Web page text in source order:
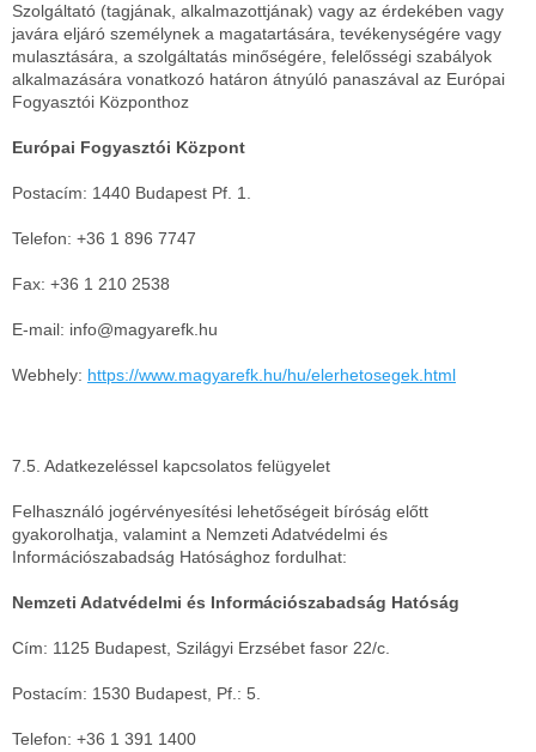
Szolgáltató (tagjának, alkalmazottjának) vagy az érdekében vagy
javára eljáró személynek a magatartására, tevékenységére vagy
mulasztására, a szolgáltatás minőségére, felelősségi szabályok
alkalmazására vonatkozó határon átnyúló panaszával az Európai
Fogyasztói Központhoz
Európai Fogyasztói Központ
Postacím: 1440 Budapest Pf. 1.
Telefon: +36 1 896 7747
Fax: +36 1 210 2538
E-mail: info@magyarefk.hu
Webhely: https://www.magyarefk.hu/hu/elerhetosegek.html
7.5. Adatkezeléssel kapcsolatos felügyelet
Felhasználó jogérvényesítési lehetőségeit bíróság előtt
gyakorolhatja, valamint a Nemzeti Adatvédelmi és
Információszabadság Hatósághoz fordulhat:
Nemzeti Adatvédelmi és Információszabadság Hatóság
Cím: 1125 Budapest, Szilágyi Erzsébet fasor 22/c.
Postacím: 1530 Budapest, Pf.: 5.
Telefon: +36 1 391 1400